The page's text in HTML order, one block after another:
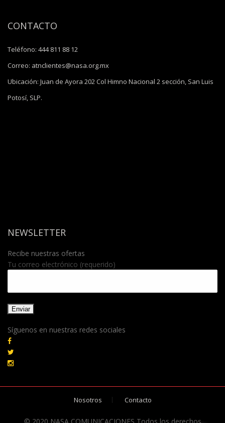
CONTACTO
Teléfono: 444 811 88 12
Correo: atnclientes@nasa.org.mx
Ubicación: Juan de Ayora 202 Col Himno Nacional 2 sección, San Luis
Potosí, SLP.
NEWSLETTER
Recibe nuestras ofertas
Tu correo electrónico (requerido)
Síguenos en nuestras redes sociales
Nosotros Contacto